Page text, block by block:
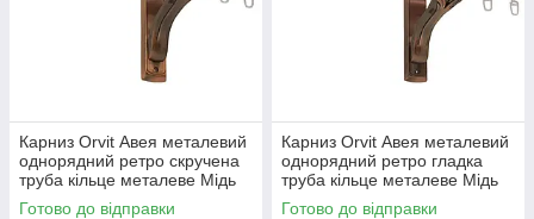
Карниз Orvit Авея металевий
однорядний ретро скручена
труба кільце металеве Мідь
25 мм 300 см (00-00016337)
Готово до відправки
Карниз Orvit Авея металевий
однорядний ретро гладка
труба кільце металеве Мідь
25 мм 300 см (00-00016261)
Готово до відправки